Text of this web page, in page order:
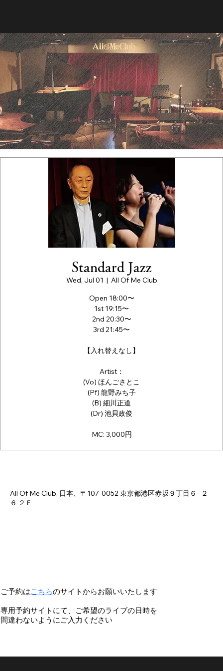
ご予約はこちらのサイトからお願いいたします
専用予約サイトにて、ご希望のライブの日時を
間違わないようにご入力ください
Standard Jazz
Wed, Jul 01
  |
All Of Me Club
Open 18:00〜
1st 19:15〜
2nd 20:30〜
3rd 21:45〜
【入れ替えなし】
Artist：
(Vo) ほんごさとこ
(Pf) 龍野みち子
(B) 細川正道
(Dr) 池貝政俊
MC: 3,000円
All Of Me Club, 日本、〒107-0052 東京都港区赤坂９丁目６−２
６ ２Ｆ